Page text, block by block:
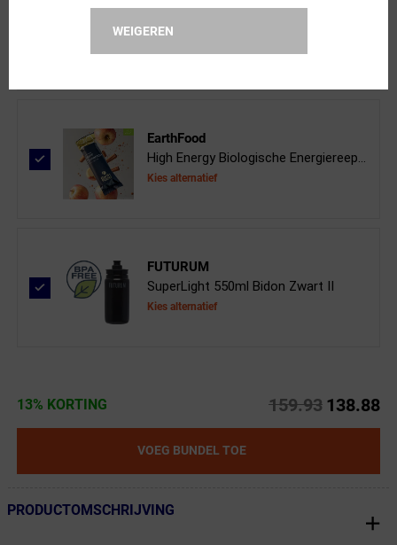
WEIGEREN
XAND
CO2 Patronen 16 gram 5-stuks
EarthFood
High Energy Biologische Energiereep...
Kies alternatief
FUTURUM
SuperLight 550ml Bidon Zwart II
Kies alternatief
13% KORTING 159.93 138.88
VOEG BUNDEL TOE
← Terug naar productnavigatie
PRODUCTOMSCHRIJVING